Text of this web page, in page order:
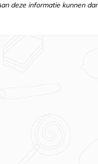
deze informatie kunnen